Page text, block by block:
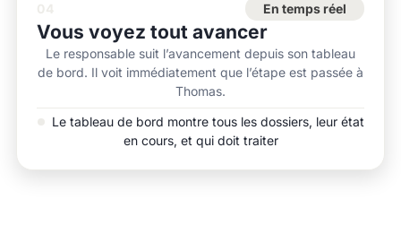
En temps réel
Vous voyez tout avancer
Le responsable suit l’avancement depuis son tableau
de bord. Il voit immédiatement que l’étape est passée à
Thomas.
Le tableau de bord montre tous les dossiers, leur état
en cours, et qui doit traiter